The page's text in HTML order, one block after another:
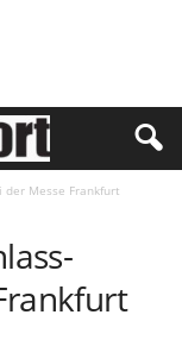
Messe Frankfurt